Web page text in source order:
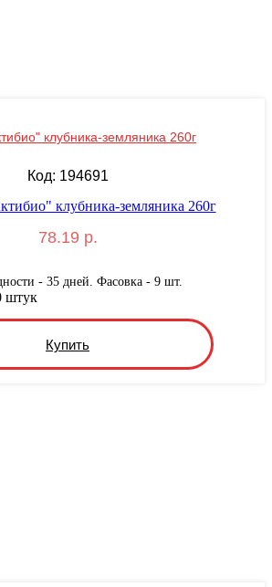
клубника-земляника 260г
Код: 194691
78.19 р.
- 35 дней. Фасовка - 9 шт.
Купить
штук